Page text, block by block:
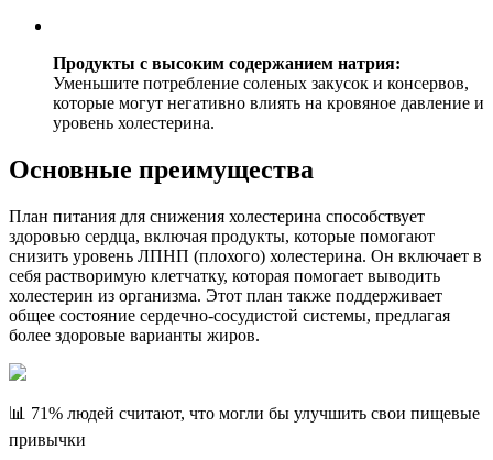
Продукты с высоким содержанием натрия:
Уменьшите потребление соленых закусок и консервов,
которые могут негативно влиять на кровяное давление и
уровень холестерина.
Основные преимущества
План питания для снижения холестерина способствует
здоровью сердца, включая продукты, которые помогают
снизить уровень ЛПНП (плохого) холестерина. Он включает в
себя растворимую клетчатку, которая помогает выводить
холестерин из организма. Этот план также поддерживает
общее состояние сердечно-сосудистой системы, предлагая
более здоровые варианты жиров.
📊 71% людей считают, что могли бы улучшить свои пищевые
привычки